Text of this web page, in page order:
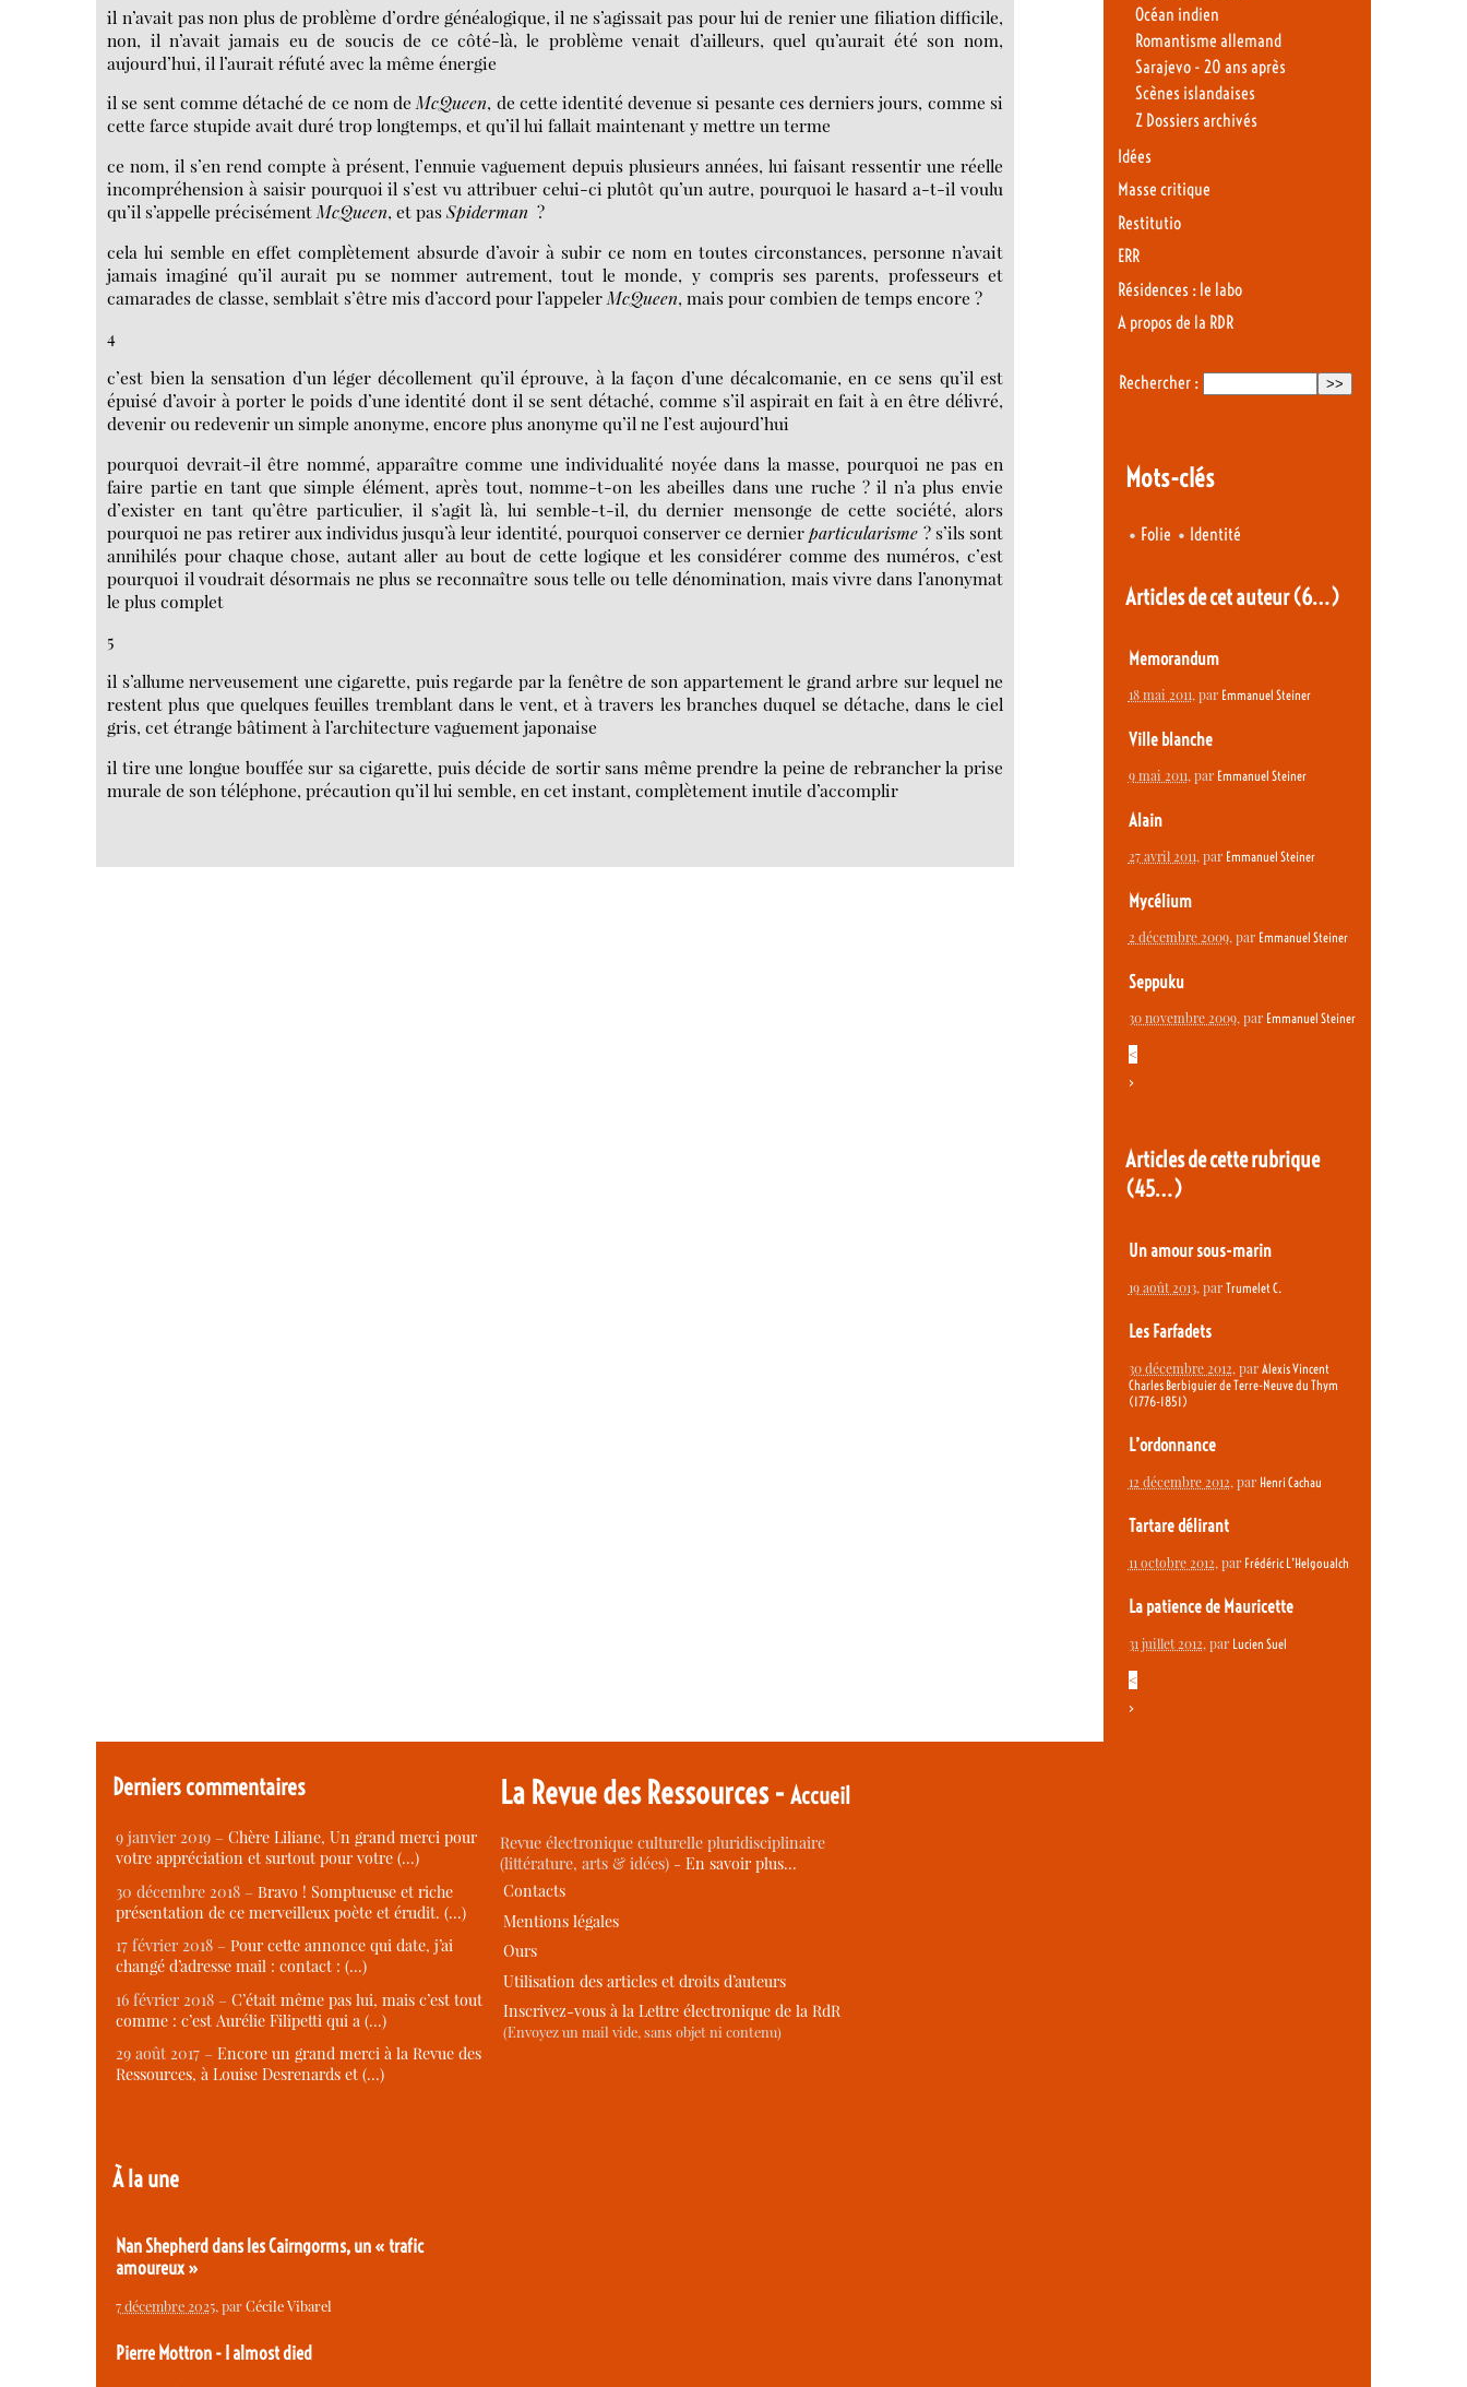
il n’avait pas non plus de problème d’ordre généalogique, il ne s’agissait pas pour lui de renier une filiation difficile,
non, il n’avait jamais eu de soucis de ce côté-là, le problème venait d’ailleurs, quel qu’aurait été son nom,
aujourd’hui, il l’aurait réfuté avec la même énergie
il se sent comme détaché de ce nom deMcQueen, de cette identité devenue si pesante ces derniers jours, comme si
cette farce stupide avait duré trop longtemps, et qu’il lui fallait maintenant y mettre un terme
ce nom, il s’en rend compte à présent, l’ennuie vaguement depuis plusieurs années, lui faisant ressentir une réelle
incompréhension à saisir pourquoi il s’est vu attribuer celui-ci plutôt qu’un autre, pourquoi le hasard a-t-il voulu
qu’il s’appelle précisément McQueen, et pasSpiderman ?
cela lui semble en effet complètement absurde d’avoir à subir ce nom en toutes circonstances, personne n’avait
jamais imaginé qu’il aurait pu se nommer autrement, tout le monde, y compris ses parents, professeurs et
camarades de classe, semblait s’être mis d’accord pour l’appeler McQueen, mais pour combien de temps encore ?
4
c’est bien la sensation d’un léger décollement qu’il éprouve, à la façon d’une décalcomanie, en ce sens qu’il est
épuisé d’avoir à porter le poids d’une identité dont il se sent détaché, comme s’il aspirait en fait à en être délivré,
devenir ou redevenir un simple anonyme, encore plus anonyme qu’il ne l’est aujourd’hui
pourquoi devrait-il être nommé, apparaître comme une individualité noyée dans la masse, pourquoi ne pas en
faire partie en tant que simple élément, après tout, nomme-t-on les abeilles dans une ruche ? il n’a plus envie
d’exister en tant qu’être particulier, il s’agit là, lui semble-t-il, du dernier mensonge de cette société, alors
pourquoi ne pas retirer aux individus jusqu’à leur identité, pourquoi conserver ce dernierparticularisme ? s’ils sont
annihilés pour chaque chose, autant aller au bout de cette logique et les considérer comme des numéros, c’est
pourquoi il voudrait désormais ne plus se reconnaître sous telle ou telle dénomination, mais vivre dans l’anonymat
le plus complet
5
il s’allume nerveusement une cigarette, puis regarde par la fenêtre de son appartement le grand arbre sur lequel ne
restent plus que quelques feuilles tremblant dans le vent, et à travers les branches duquel se détache, dans le ciel
gris, cet étrange bâtiment à l’architecture vaguement japonaise
il tire une longue bouffée sur sa cigarette, puis décide de sortir sans même prendre la peine de rebrancher la prise
murale de son téléphone, précaution qu’il lui semble, en cet instant, complètement inutile d’accomplir
Océan indien
Romantisme allemand
Sarajevo - 20 ans après
Scènes islandaises
Z Dossiers archivés
Idées
Masse critique
Restitutio
ERR
Résidences : le labo
A propos de la RDR
Rechercher :
Mots-clés
• Folie • Identité
Articles de cet auteur(6…)
Memorandum
18 mai 2011, par Emmanuel Steiner
Ville blanche
9 mai 2011, par Emmanuel Steiner
Alain
27 avril 2011, par Emmanuel Steiner
Mycélium
2 décembre 2009, par Emmanuel Steiner
Seppuku
30 novembre 2009, par Emmanuel Steiner
<
>
Articles de cette rubrique
(45…)
Un amour sous-marin
19 août 2013, par Trumelet C.
Les Farfadets
30 décembre 2012, par Alexis Vincent
Charles Berbiguier de Terre-Neuve du Thym
(1776-1851)
L’ordonnance
12 décembre 2012, par Henri Cachau
Tartare délirant
11 octobre 2012, par Frédéric L’Helgoualch
La patience de Mauricette
31 juillet 2012, par Lucien Suel
<
>
Derniers commentaires
9 janvier 2019 – Chère Liliane, Un grand merci pour
votre appréciation et surtout pour votre (…)
30 décembre 2018 – Bravo ! Somptueuse et riche
présentation de ce merveilleux poète et érudit. (…)
17 février 2018 – Pour cette annonce qui date, j’ai
changé d’adresse mail : contact : (…)
16 février 2018 – C’était même pas lui, mais c’est tout
comme : c’est Aurélie Filipetti qui a (…)
29 août 2017 – Encore un grand merci à la Revue des
Ressources, à Louise Desrenards et (…)
À la une
Nan Shepherd dans les Cairngorms, un « trafic
amoureux »
7 décembre 2025, parCécile Vibarel
Pierre Mottron - I almost died
La Revue des Ressources -Accueil
Revue électronique culturelle pluridisciplinaire
(littérature, arts & idées) -En savoir plus…
Contacts
Mentions légales
Ours
Utilisation des articles et droits d’auteurs
Inscrivez-vous à la Lettre électronique de la RdR
(Envoyez un mail vide, sans objet ni contenu)